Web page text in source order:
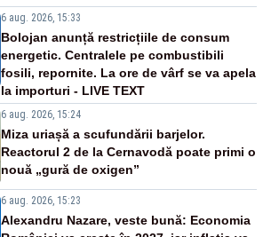
6 aug. 2026, 15:33
Bolojan anunță restricțiile de consum
energetic. Centralele pe combustibili
fosili, repornite. La ore de vârf se va apela
la importuri - LIVE TEXT
6 aug. 2026, 15:24
Miza uriașă a scufundării barjelor.
Reactorul 2 de la Cernavodă poate primi o
nouă „gură de oxigen”
6 aug. 2026, 15:23
Alexandru Nazare, veste bună: Economia